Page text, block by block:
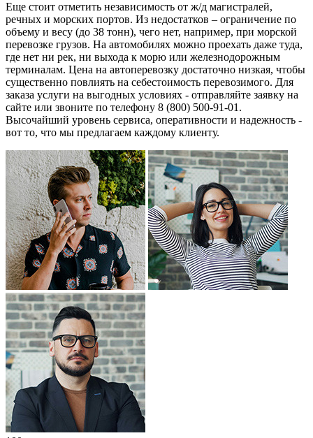
Еще стоит отметить независимость от ж/д магистралей,
речных и морских портов. Из недостатков – ограничение по
объему и весу (до 38 тонн), чего нет, например, при морской
перевозке грузов. На автомобилях можно проехать даже туда,
где нет ни рек, ни выхода к морю или железнодорожным
терминалам. Цена на автоперевозку достаточно низкая, чтобы
существенно повлиять на себестоимость перевозимого. Для
заказа услуги на выгодных условиях - отправляйте заявку на
сайте или звоните по телефону 8 (800) 500-91-01.
Высочайший уровень сервиса, оперативности и надежность -
вот то, что мы предлагаем каждому клиенту.